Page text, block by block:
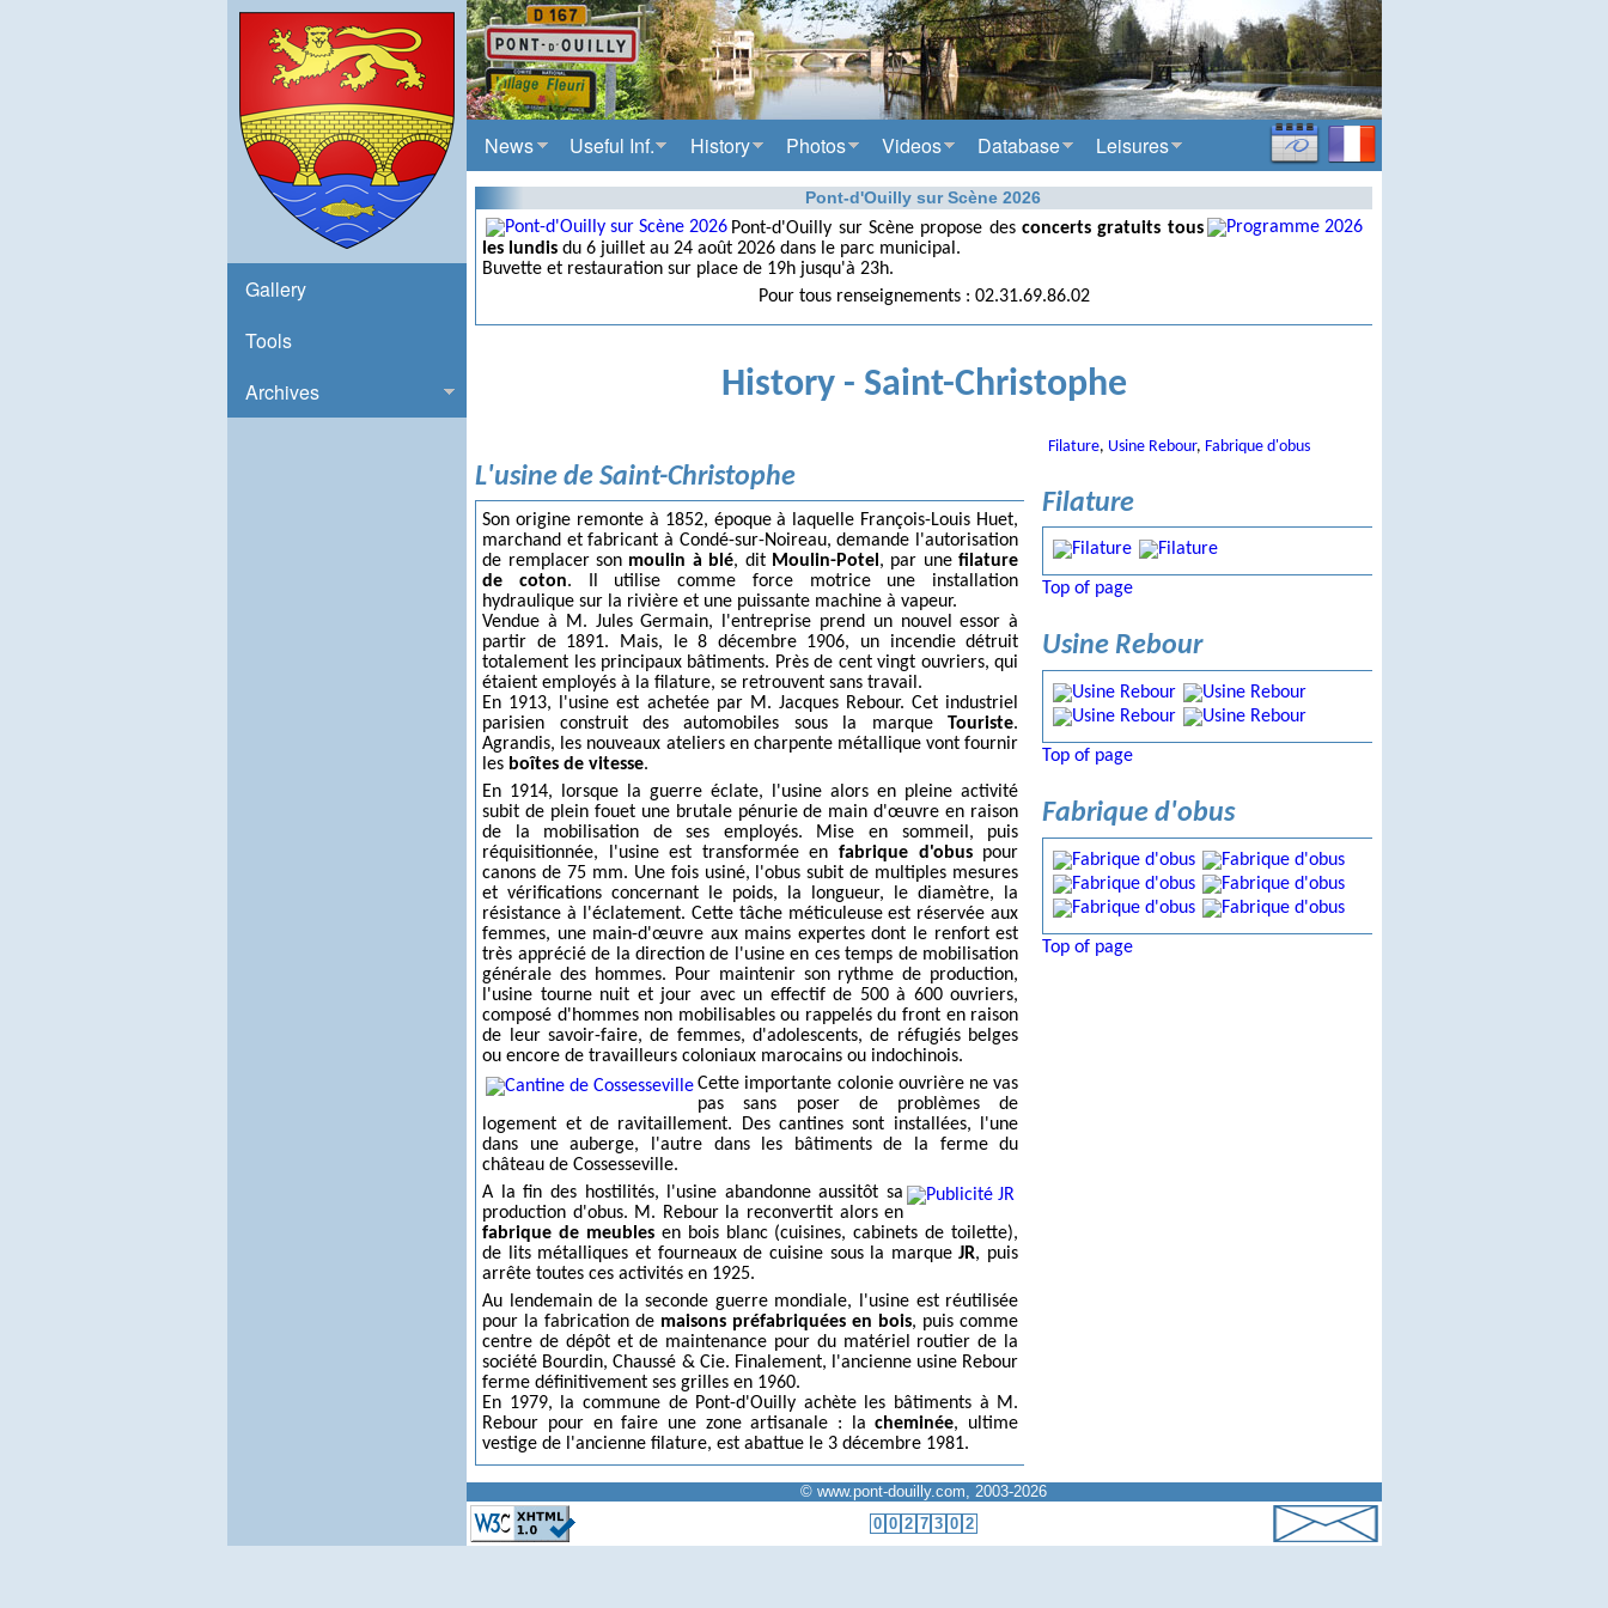
News Useful Inf. History Photos Videos Database Leisures
Gallery
Tools
Archives
Pont-d'Ouilly sur Scène 2026
Pont-d'Ouilly sur Scène propose desconcerts gratuits tous
les lundis du 6 juillet au 24 août 2026 dans le parc municipal.
Buvette et restauration sur place de 19h jusqu'à 23h.
Pour tous renseignements : 02.31.69.86.02
History - Saint-Christophe
L'usine de Saint-Christophe
Son origine remonte à 1852, époque à laquelle François-Louis Huet,
marchand et fabricant à Condé-sur-Noireau, demande l'autorisation
de remplacer son moulin à blé, dit Moulin-Potel , par unefilature
de coton. Il utilise comme force motrice une installation
hydraulique sur la rivière et une puissante machine à vapeur.
Vendue à M. Jules Germain, l'entreprise prend un nouvel essor à
partir de 1891. Mais, le 8 décembre 1906, un incendie détruit
totalement les principaux bâtiments. Près de cent vingt ouvriers, qui
étaient employés à la filature, se retrouvent sans travail.
En 1913, l'usine est achetée par M. Jacques Rebour. Cet industriel
parisien construit des automobiles sous la marqueTouriste.
Agrandis, les nouveaux ateliers en charpente métallique vont fournir
les boîtes de vitesse.
En 1914, lorsque la guerre éclate, l'usine alors en pleine activité
subit de plein fouet une brutale pénurie de main d'œuvre en raison
de la mobilisation de ses employés. Mise en sommeil, puis
réquisitionnée, l'usine est transformée en fabrique d'obuspour
canons de 75 mm. Une fois usiné, l'obus subit de multiples mesures
et vérifications concernant le poids, la longueur, le diamètre, la
résistance à l'éclatement. Cette tâche méticuleuse est réservée aux
femmes, une main-d'œuvre aux mains expertes dont le renfort est
très apprécié de la direction de l'usine en ces temps de mobilisation
générale des hommes. Pour maintenir son rythme de production,
l'usine tourne nuit et jour avec un effectif de 500 à 600 ouvriers,
composé d'hommes non mobilisables ou rappelés du front en raison
de leur savoir-faire, de femmes, d'adolescents, de réfugiés belges
ou encore de travailleurs coloniaux marocains ou indochinois.
Cette importante colonie ouvrière ne vas
pas sans poser de problèmes de
logement et de ravitaillement. Des cantines sont installées, l'une
dans une auberge, l'autre dans les bâtiments de la ferme du
château de Cossesseville.
A la fin des hostilités, l'usine abandonne aussitôt sa
production d'obus. M. Rebour la reconvertit alors en
fabrique de meublesen bois blanc (cuisines, cabinets de toilette),
de lits métalliques et fourneaux de cuisine sous la marqueJR, puis
arrête toutes ces activités en 1925.
Au lendemain de la seconde guerre mondiale, l'usine est réutilisée
pour la fabrication de maisons préfabriquées en bois, puis comme
centre de dépôt et de maintenance pour du matériel routier de la
société Bourdin, Chaussé & Cie. Finalement, l'ancienne usine Rebour
ferme définitivement ses grilles en 1960.
En 1979, la commune de Pont-d'Ouilly achète les bâtiments à M.
Rebour pour en faire une zone artisanale : lacheminée, ultime
vestige de l'ancienne filature, est abattue le 3 décembre 1981.
Filature, Usine Rebour, Fabrique d'obus
Filature
Top of page
Usine Rebour
Top of page
Fabrique d'obus
Top of page
© www.pont-douilly.com, 2003-2026
0 0 2 7 3 0 2